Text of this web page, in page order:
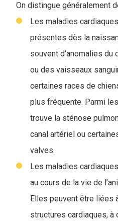
​​On distingue généralement
Les maladies cardiaques
présentes dès la
souvent d’anomalies
ou des vaisseaux
certaines races de
plus fréquente. Parmi
trouve la sténose
canal artériel ou
valves.
Les maladies cardiaques
au cours de la vie de
Elles peuvent être liées
structures cardiaques,